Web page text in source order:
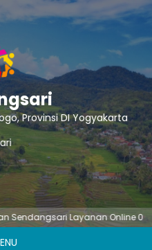
Provinsi DI Yogyakarta
Layanan Online 0813-